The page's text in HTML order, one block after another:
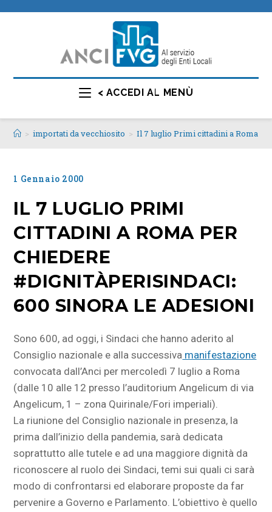
< ACCEDI AL MENÙ
> importati da vecchiosito > Il 7 luglio Primi cittadini a Roma
1 Gennaio 2000
IL 7 LUGLIO PRIMI
CITTADINI A ROMA PER
CHIEDERE
#DIGNITÀPERISINDACI:
600 SINORA LE ADESIONI
Sono 600, ad oggi, i Sindaci che hanno aderito al
Consiglio nazionale e alla successiva manifestazione
convocata dall’Anci per mercoledì 7 luglio a Roma
(dalle 10 alle 12 presso l’auditorium Angelicum di via
Angelicum, 1 – zona Quirinale/Fori imperiali).
La riunione del Consiglio nazionale in presenza, la
prima dall’inizio della pandemia, sarà dedicata
soprattutto alle tutele e ad una maggiore dignità da
riconoscere al ruolo dei Sindaci, temi sui quali ci sarà
modo di confrontarsi ed elaborare proposte da far
pervenire a Governo e Parlamento. L’obiettivo è quello